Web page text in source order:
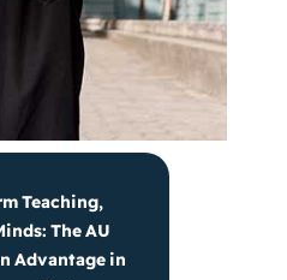
Teaching,
The AU
Advantage in